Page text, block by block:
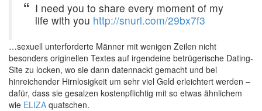
I need you to share every moment of my
life with you http://snurl.com/29bx7f3
…sexuell unterforderte Männer mit wenigen Zeilen nicht
besonders originellen Textes auf irgendeine betrügerische Dating-
Site zu locken, wo sie dann datennackt gemacht und bei
hinreichender Hirnlosigkeit um sehr viel Geld erleichtert werden –
dafür, dass sie gesalzen kostenpflichtig mit so etwas ähnlichem
wie ELIZA quatschen.